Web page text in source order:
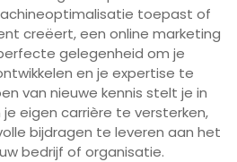
toepast of
creëert, een online marketing
gelegenheid om je
en je expertise te
van nieuwe kennis stelt je in
eigen carrière te versterken,
bijdragen te leveren aan het
bedrijf of organisatie.